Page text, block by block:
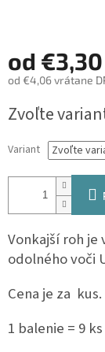
od €3,30
od €4,06vrátane
cena:
Zvoľte
Variant
Vonkajší roh je
odolného voči
Cena je za kus.
1 balenie = 9 ks